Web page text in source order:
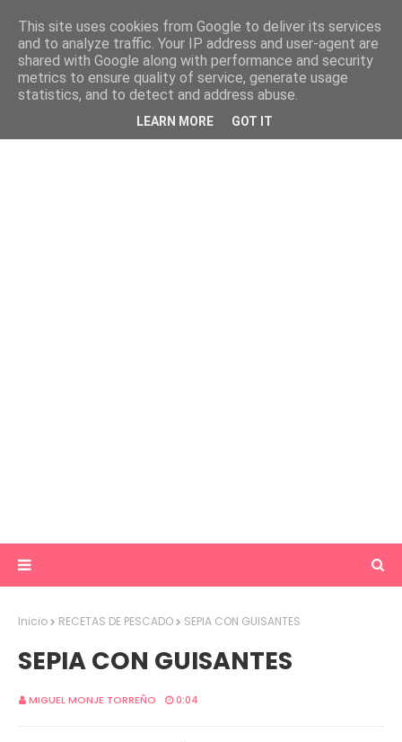
Inicio RECETAS DE PESCADO SEPIA CON GUISANTES
SEPIA CON GUISANTES
MIGUEL MONJE TORREÑO 0:04
This site uses cookies from Google to deliver its services
and to analyze traffic. Your IP address and user-agent are
shared with Google along with performance and security
metrics to ensure quality of service, generate usage
statistics, and to detect and address abuse.
LEARN MORE GOT IT